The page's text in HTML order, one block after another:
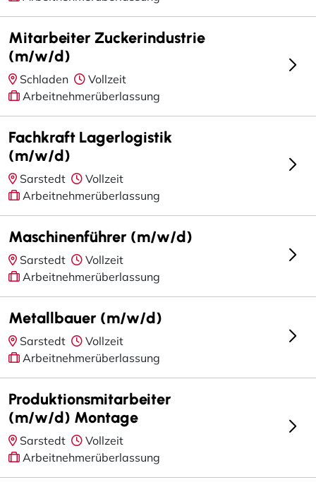
Mitarbeiter Zuckerindustrie
(m/w/d)
Schladen
Vollzeit
Arbeitnehmerüberlassung
Fachkraft Lagerlogistik
(m/w/d)
Sarstedt
Vollzeit
Arbeitnehmerüberlassung
Maschinenführer (m/w/d)
Sarstedt
Vollzeit
Arbeitnehmerüberlassung
Metallbauer (m/w/d)
Sarstedt
Vollzeit
Arbeitnehmerüberlassung
Produktionsmitarbeiter
(m/w/d) Montage
Sarstedt
Vollzeit
Arbeitnehmerüberlassung